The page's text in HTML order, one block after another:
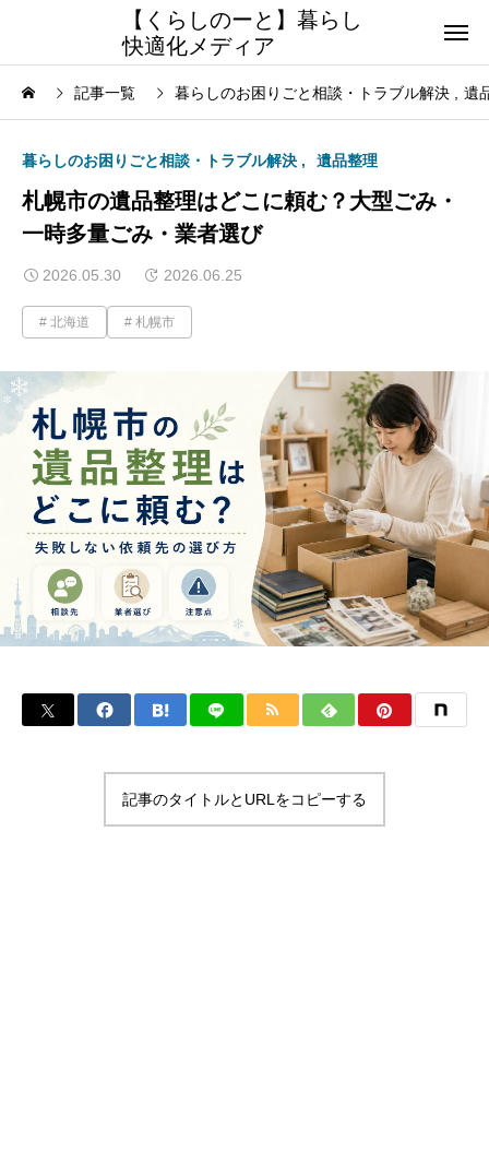
【くらしのーと】暮らし
快適化メディア
記事一覧 暮らしのお困りごと相談・トラブル解決 遺
暮らしのお困りごと相談・トラブル解決 遺品整理
札幌市の遺品整理はどこに頼む？大型ごみ・
一時多量ごみ・業者選び
2026.05.30 2026.06.25
北海道 札幌市
記事のタイトルとURLをコピーする